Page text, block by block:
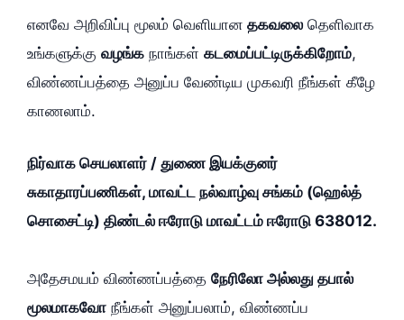
எனவே அறிவிப்பு மூலம் வெளியான தகவலை தெளிவாக
உங்களுக்கு வழங்க நாங்கள் கடமைப்பட்டிருக்கிறோம்,
விண்ணப்பத்தை அனுப்ப வேண்டிய முகவரி நீங்கள் கீழே
காணலாம்.
நிர்வாக செயலாளர் / துணை இயக்குனர்
சுகாதாரப்பணிகள், மாவட்ட நல்வாழ்வு சங்கம் (ஹெல்த்
சொசைட்டி) திண்டல் ஈரோடு மாவட்டம் ஈரோடு 638012.
அதேசமயம் விண்ணப்பத்தை நேரிலோ அல்லது தபால்
மூலமாகவோ நீங்கள் அனுப்பலாம், விண்ணப்ப